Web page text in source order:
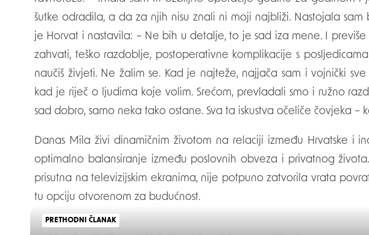
šutke odradila, a da za njih nisu znali ni moji najbliži. Nastojala
je Horvat i nastavila: – Ne bih u detalje, to je sad iza mene. I previše
zahvati, teško razdoblje, postoperativne komplikacije s
naučiš živjeti. Ne žalim se. Kad je najteže, najjača sam i vojnički
kad je riječ o ljudima koje volim. Srećom, prevladali smo i ružno
sad dobro, samo neka tako ostane. Sva ta iskustva očeliče čovjeka –
Danas Mila živi dinamičnim životom na relaciji između Hrvatske i
optimalno balansiranje između poslovnih obveza i privatnog
prisutna na televizijskim ekranima, nije potpuno zatvorila vrata
tu opciju otvorenom za budućnost.
PRETHODNI ČLANAK